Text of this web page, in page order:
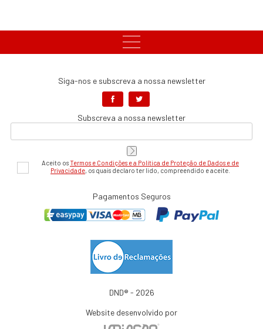
Siga-nos e subscreva a nossa newsletter
Subscreva a nossa newsletter
Aceito osTermos e Condições e a Política de Proteção de Dados e de
Privacidade, os quais declaro ter lido, compreendido e aceite.
Pagamentos Seguros
DND® - 2026
Website desenvolvido por